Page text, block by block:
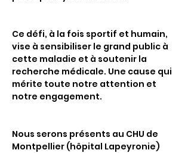
Ce défi, à la fois sportif et humain,
vise à sensibiliser le grand public à
cette maladie et à soutenir la
recherche médicale. Une cause qui
mérite toute notre attention et
notre engagement.
Nous serons présents au CHU de
Montpellier (hôpital Lapeyronie)